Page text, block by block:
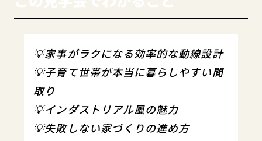
💡家事がラクになる効率的な動線設計
💡子育て世帯が本当に暮らしやすい間
取り
💡インダストリアル風の魅力
💡失敗しない家づくりの進め方